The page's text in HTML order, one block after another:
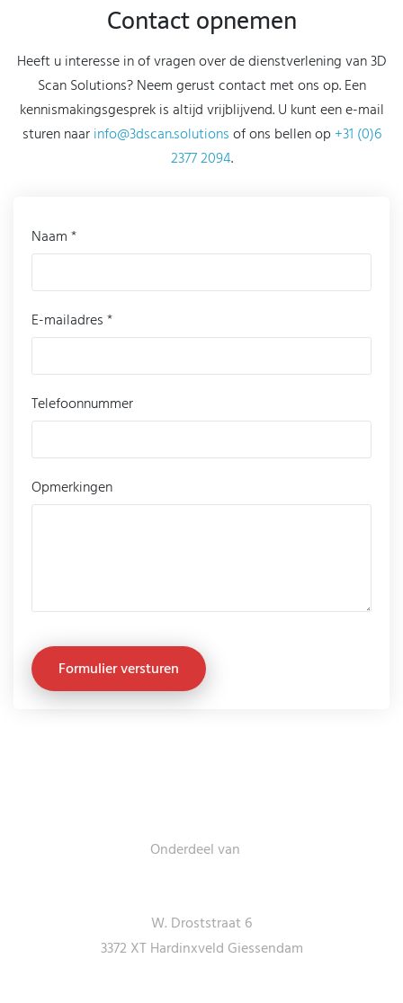
Contact opnemen
Heeft u interesse in of vragen over de dienstverlening van 3D
Scan Solutions? Neem gerust contact met ons op. Een
kennismakingsgesprek is altijd vrijblijvend. U kunt een e-mail
sturen naar info@3dscan.solutions of ons bellen op +31 (0)6
2377 2094.
Naam *
E-mailadres *
Telefoonnummer
Opmerkingen
Onderdeel van
W. Droststraat 6
3372 XT Hardinxveld Giessendam